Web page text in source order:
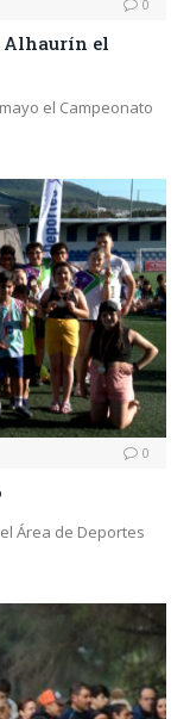
0
Alhaurín el
el Campeonato
0
Área de Deportes